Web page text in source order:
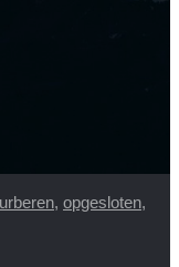
, opgesloten,